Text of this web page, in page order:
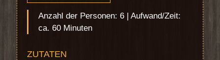
Anzahl der Personen: 6 | Aufwand/Zeit:
ca. 60 Minuten
ZUTATEN